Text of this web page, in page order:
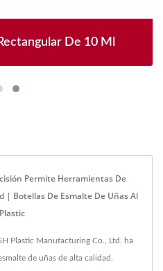
De 10 Ml
Permite Herramientas De
| Botellas De Esmalte De Uñas Al
Plastic Manufacturing Co., Ltd. ha
de uñas de alta calidad.